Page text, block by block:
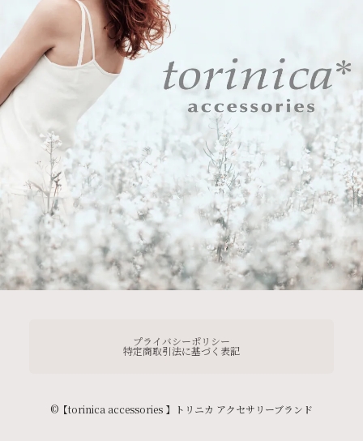
プライバシーポリシー
特定商取引法に基づく表記
©︎【torinica accessories 】トリニカ アクセサリーブランド